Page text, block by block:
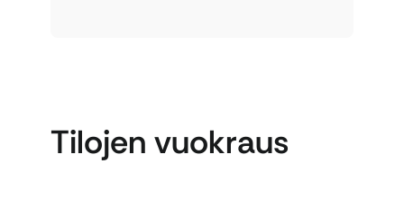
Tilojen vuokraus